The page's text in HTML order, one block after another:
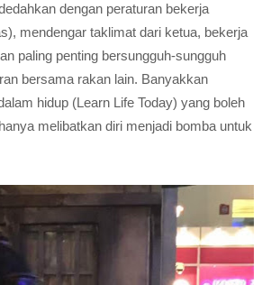
dengan peraturan bekerja
mendengar taklimat dari ketua, bekerja
paling penting bersungguh-sungguh
bersama rakan lain. Banyakkan
hidup (Learn Life Today) yang boleh
melibatkan diri menjadi bomba untuk